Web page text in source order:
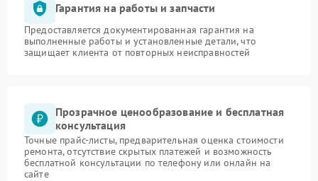
Гарантия на работы и запчасти
Предоставляется документированная гарантия на
выполненные работы и установленные детали, что
защищает клиента от повторных неисправностей
Прозрачное ценообразование и бесплатная
консультация
Точные прайс-листы, предварительная оценка стоимости
ремонта, отсутствие скрытых платежей и возможность
бесплатной консультации по телефону или онлайн на
сайте